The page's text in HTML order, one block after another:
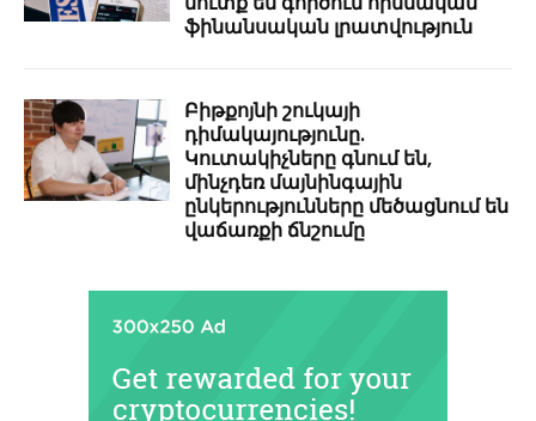
ֆինանսական լրատվություն
Բիթքոյնի շուկայի
դիմակայությունը.
Կուտակիչները գնում են,
մինչդեռ մայնինգային
ընկերությունները մեծացնում են
վաճառքի ճնշումը